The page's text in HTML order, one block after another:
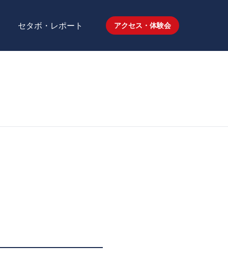
セタボ・レポート アクセス・体験会